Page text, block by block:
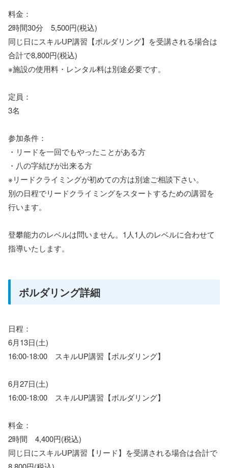
料金：
2時間30分 5,500円(税込)
同じ日にスキルUP講習【ボルダリング】を受講される場合は
合計で8,800円(税込)
※施設の使用料・レンタル料は別途必要です。
定員：
3名
参加条件：
・リードを一回でもやったことがある方
・八の字結びが出来る方
※リードクライミングが初めての方は別途ご相談下さい。
別の日程でリードクライミングをスタートするための講習を
行います。
登攀能力のレベルは問いません。1人1人のレベルに合わせて
指導いたします。
ボルダリング詳細
日程：
6月13日(土)
16:00-18:00 スキルUP講習【ボルダリング】
6月27日(土)
16:00-18:00 スキルUP講習【ボルダリング】
料金：
2時間 4,400円(税込)
同じ日にスキルUP講習【リード】を受講される場合は合計で